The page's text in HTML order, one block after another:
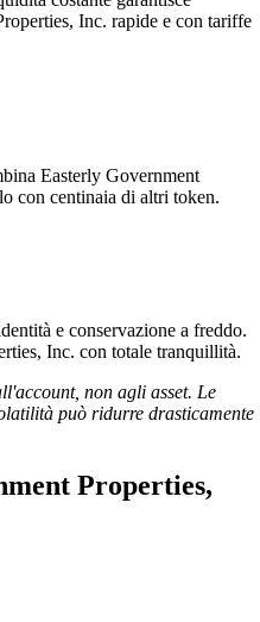
Inc. rapide e con tariffe
Easterly Government
con centinaia di altri token.
e conservazione a freddo.
Inc. con totale tranquillità.
non agli asset. Le
può ridurre drasticamente
Properties,